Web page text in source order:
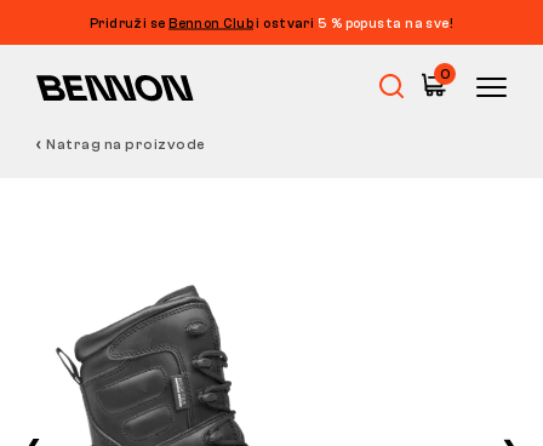
Pridruži seBennon Clubi ostvari 5 % popusta na sve!
0
Barefoot
Outdoor
Natrag na proizvode